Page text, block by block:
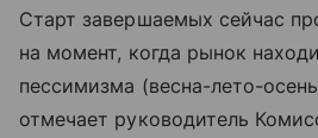
Старт завершаемых сейчас
на момент, когда рынок
пессимизма (весна-лето-
отмечает руководитель